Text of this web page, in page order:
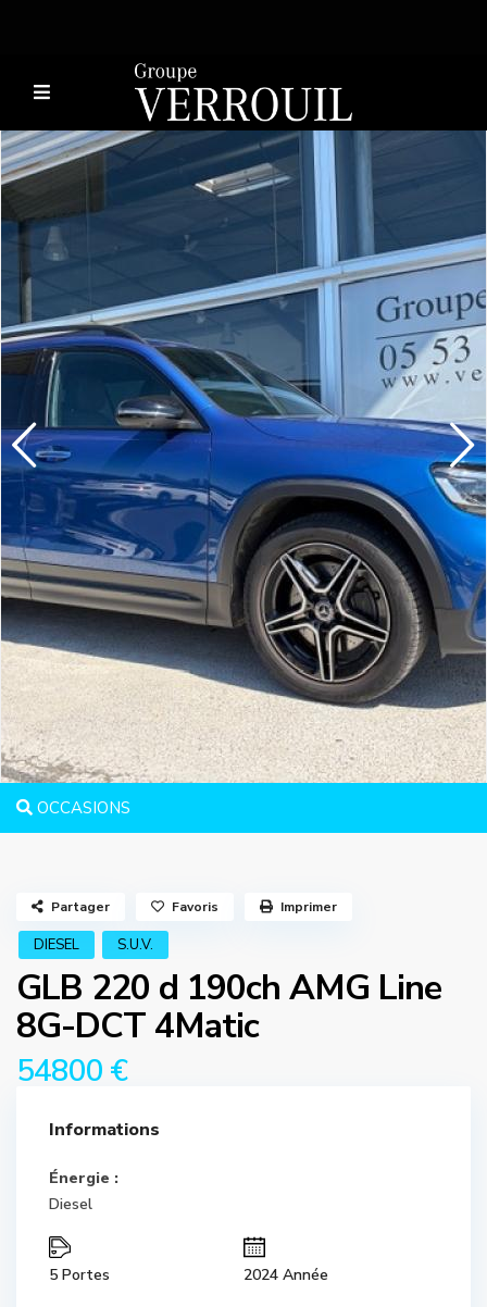
OCCASIONS
DIESEL S.U.V.
GLB 220 d 190ch AMG Line
8G-DCT 4Matic
54800 €
Partager Favoris Imprimer
Informations
Énergie :
Diesel
5 Portes 2024 Année